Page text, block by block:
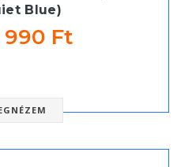
Blue)
990 Ft